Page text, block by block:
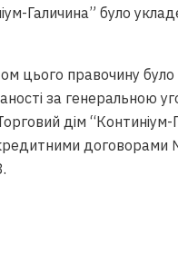
Галичина” було
цього правочину
за генеральною
дім “Континіум-
кредитними